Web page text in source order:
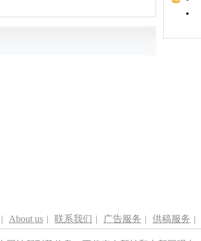
| About us | 联系我们 | 广告服务 | 供稿服务 |